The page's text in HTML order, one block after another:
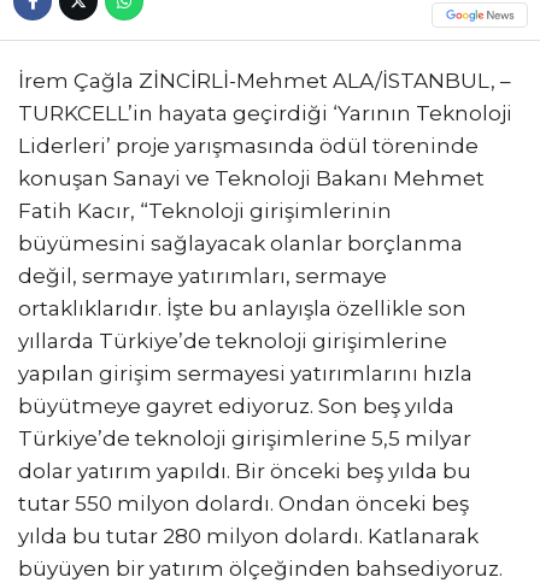
İrem Çağla ZİNCİRLİ-Mehmet ALA/İSTANBUL, –
TURKCELL’in hayata geçirdiği ‘Yarının Teknoloji
Liderleri’ proje yarışmasında ödül töreninde
konuşan Sanayi ve Teknoloji Bakanı Mehmet
Fatih Kacır, “Teknoloji girişimlerinin
büyümesini sağlayacak olanlar borçlanma
değil, sermaye yatırımları, sermaye
ortaklıklarıdır. İşte bu anlayışla özellikle son
yıllarda Türkiye’de teknoloji girişimlerine
yapılan girişim sermayesi yatırımlarını hızla
büyütmeye gayret ediyoruz. Son beş yılda
Türkiye’de teknoloji girişimlerine 5,5 milyar
dolar yatırım yapıldı. Bir önceki beş yılda bu
tutar 550 milyon dolardı. Ondan önceki beş
yılda bu tutar 280 milyon dolardı. Katlanarak
büyüyen bir yatırım ölçeğinden bahsediyoruz.